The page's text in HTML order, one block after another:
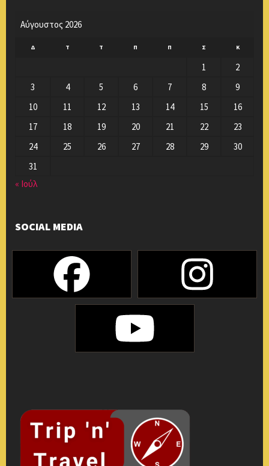
Αύγουστος 2026
Δ Τ Τ Π Π Σ Κ
1
2
3
4 5 6 7 8
9
10
11 12 13 14 15
16
17
18 19 20 21 22
23
24
25 26 27 28 29
30
31
« Ιούλ
SOCIAL MEDIA